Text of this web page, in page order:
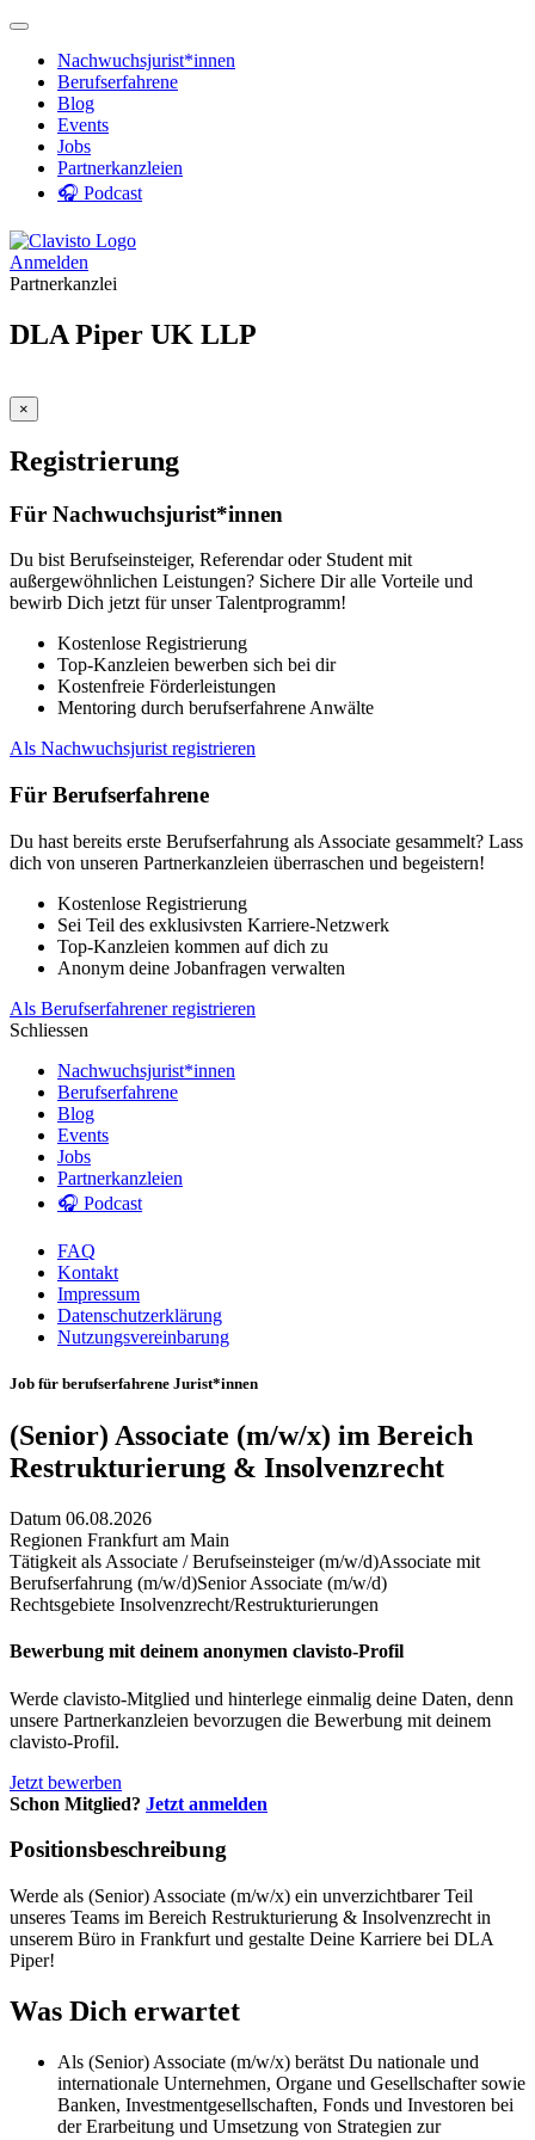
Nachwuchsjurist*innen
Berufserfahrene
Blog
Events
Jobs
Partnerkanzleien
🎧 Podcast
Anmelden
Partnerkanzlei
DLA Piper UK LLP
×
Registrierung
Für Nachwuchsjurist*innen
Du bist Berufseinsteiger, Referendar oder Student mit
außergewöhnlichen Leistungen? Sichere Dir alle Vorteile und
bewirb Dich jetzt für unser Talentprogramm!
Kostenlose Registrierung
Top-Kanzleien bewerben sich bei dir
Kostenfreie Förderleistungen
Mentoring durch berufserfahrene Anwälte
Als Nachwuchsjurist registrieren
Für Berufserfahrene
Du hast bereits erste Berufserfahrung als Associate gesammelt? Lass
dich von unseren Partnerkanzleien überraschen und begeistern!
Kostenlose Registrierung
Sei Teil des exklusivsten Karriere-Netzwerk
Top-Kanzleien kommen auf dich zu
Anonym deine Jobanfragen verwalten
Als Berufserfahrener registrieren
Schliessen
Nachwuchsjurist*innen
Berufserfahrene
Blog
Events
Jobs
Partnerkanzleien
🎧 Podcast
FAQ
Kontakt
Impressum
Datenschutzerklärung
Nutzungsvereinbarung
Job für berufserfahrene Jurist*innen
(Senior) Associate (m/w/x) im Bereich
Restrukturierung & Insolvenzrecht
Datum 06.08.2026
Regionen Frankfurt am Main
Tätigkeit als Associate / Berufseinsteiger (m/w/d)Associate mit
Berufserfahrung (m/w/d)Senior Associate (m/w/d)
Rechtsgebiete Insolvenzrecht/Restrukturierungen
Bewerbung mit deinem anonymen clavisto-Profil
Werde clavisto-Mitglied und hinterlege einmalig deine Daten, denn
unsere Partnerkanzleien bevorzugen die Bewerbung mit deinem
clavisto-Profil.
Jetzt bewerben
Schon Mitglied? Jetzt anmelden
Positionsbeschreibung
Werde als (Senior) Associate (m/w/x) ein unverzichtbarer Teil
unseres Teams im Bereich Restrukturierung & Insolvenzrecht in
unserem Büro in Frankfurt und gestalte Deine Karriere bei DLA
Piper!
Was Dich erwartet
Als (Senior) Associate (m/w/x) berätst Du nationale und
internationale Unternehmen, Organe und Gesellschafter sowie
Banken, Investmentgesellschaften, Fonds und Investoren bei
der Erarbeitung und Umsetzung von Strategien zur